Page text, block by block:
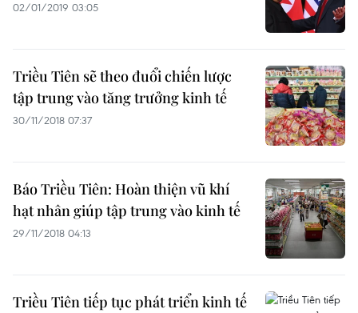
02/01/2019 03:05
Triều Tiên sẽ theo đuổi chiến lược
tập trung vào tăng trưởng kinh tế
30/11/2018 07:37
Báo Triều Tiên: Hoàn thiện vũ khí
hạt nhân giúp tập trung vào kinh tế
29/11/2018 04:13
Triều Tiên tiếp tục phát triển kinh tế